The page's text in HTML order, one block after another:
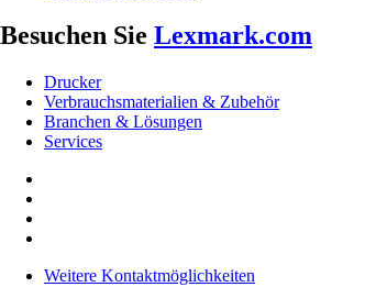
Besuchen Sie Lexmark.com
Drucker
Verbrauchsmaterialien & Zubehör
Branchen & Lösungen
Services
Weitere Kontaktmöglichkeiten